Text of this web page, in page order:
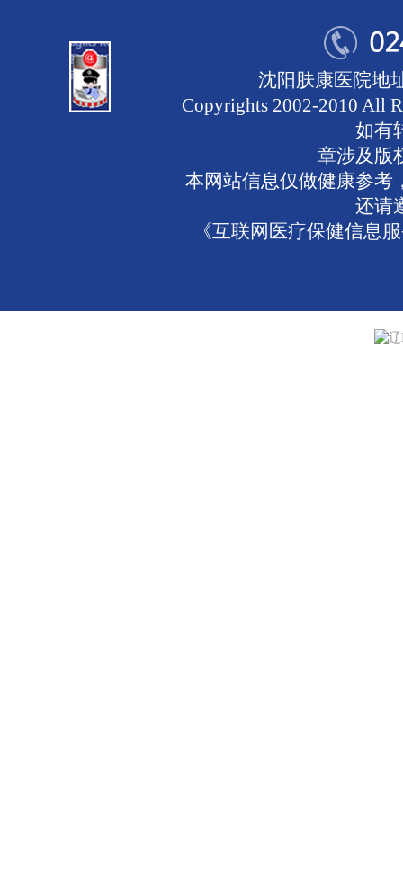
沈阳肤康医院地
Copyrights 2002-2010 All
如有
章涉及版
本网站信息仅做健康参考
还请
《互联网医疗保健信息
辽